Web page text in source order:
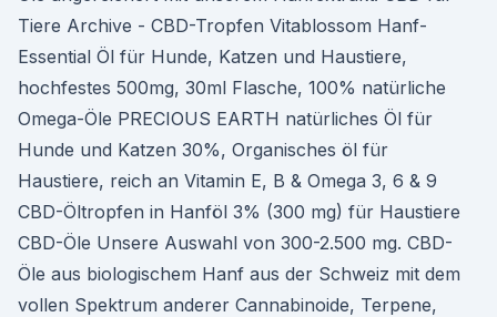
Tiere Archive - CBD-Tropfen Vitablossom Hanf-
Essential Öl für Hunde, Katzen und Haustiere,
hochfestes 500mg, 30ml Flasche, 100% natürliche
Omega-Öle PRECIOUS EARTH natürliches Öl für
Hunde und Katzen 30%, Organisches öl für
Haustiere, reich an Vitamin E, B & Omega 3, 6 & 9
CBD-Öltropfen in Hanföl 3% (300 mg) für Haustiere
CBD-Öle Unsere Auswahl von 300-2.500 mg. CBD-
Öle aus biologischem Hanf aus der Schweiz mit dem
vollen Spektrum anderer Cannabinoide, Terpene,